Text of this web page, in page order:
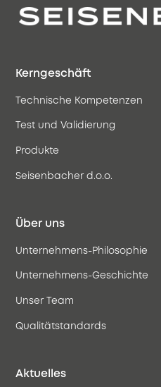
Kerngeschäft
Technische Kompetenzen
Test und Validierung
Produkte
Seisenbacher d.o.o.
Über uns
Unternehmens-Philosophie
Unternehmens-Geschichte
Unser Team
Qualitätstandards
Aktuelles